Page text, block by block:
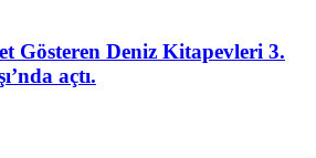
Gösteren Deniz Kitapevleri 3.
açtı.